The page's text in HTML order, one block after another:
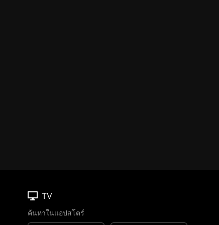
TV
ค้นหาในแอปสโตร์